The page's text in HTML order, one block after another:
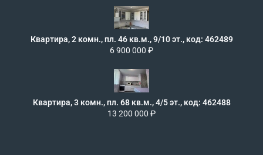
Квартира, 2 комн., пл. 46 кв.м., 9/10 эт., код: 462489
6 900 000 ₽
Квартира, 3 комн., пл. 68 кв.м., 4/5 эт., код: 462488
13 200 000 ₽